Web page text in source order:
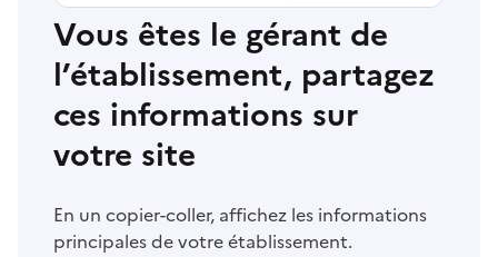
Vous êtes le gérant de
l’établissement, partagez
ces informations sur
votre site
En un copier-coller, affichez les informations
principales de votre établissement.